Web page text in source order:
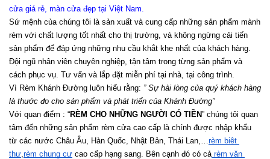
cửa giá rẻ, màn cửa đẹp tại Việt Nam
Sứ mệnh của chúng tôi là sản xuất và cung cấp những sản phẩm mành
rèm với chất lượng tốt nhất cho thị trường, và không ngừng cải tiến
sản phẩm để đáp ứng những nhu cầu khắt khe nhất của khách hàng.
Đội ngũ nhân viên chuyên nghiệp, tận tâm trong từng sản phẩm và
cách phục vụ. Tư vấn và lắp đặt miễn phí tại nhà, tại công trình.
Vì Rèm Khánh Đường luôn hiểu rằng: ” Sự hài lòng của quý khách hàng
là thước đo cho sản phẩm và phát triển của Khánh Đường”
Với quan điểm : “RÈM CHO NHỮNG NGƯỜI CÓ TIỀN” chúng tôi quan
tâm đến những sản phẩm rèm cửa cao cấp là chính được nhập khẩu
từ các nước Châu Âu, Hàn Quốc, Nhật Bản, Thái Lan,… rèm biệt
thự rèm chung cư cao cấp hạng sang. Bên cạnh đó có cả rèm văn